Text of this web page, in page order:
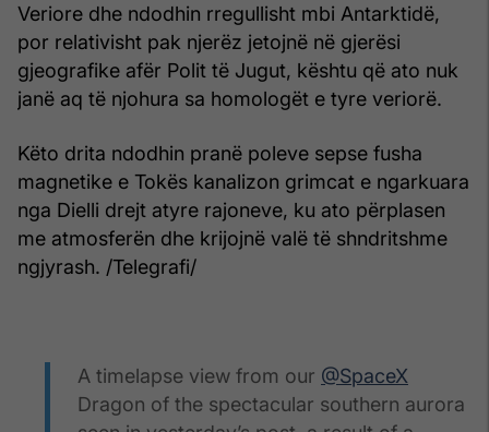
Veriore dhe ndodhin rregullisht mbi Antarktidë,
por relativisht pak njerëz jetojnë në gjerësi
gjeografike afër Polit të Jugut, kështu që ato nuk
janë aq të njohura sa homologët e tyre veriorë.
Këto drita ndodhin pranë poleve sepse fusha
magnetike e Tokës kanalizon grimcat e ngarkuara
nga Dielli drejt atyre rajoneve, ku ato përplasen
me atmosferën dhe krijojnë valë të shndritshme
ngjyrash. /Telegrafi/
A timelapse view from our @SpaceX
Dragon of the spectacular southern aurora